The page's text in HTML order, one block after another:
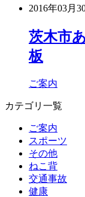
2016年03月
茨木市
板
ご案内
カテゴリ一覧
ご案内
スポーツ
その他
ねこ背
交通事故
健康